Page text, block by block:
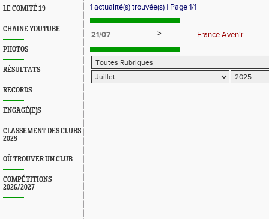
LE COMITÉ 19
CHAINE YOUTUBE
PHOTOS
RÉSULTATS
RECORDS
ENGAGÉ(E)S
CLASSEMENT DES CLUBS
2025
OÙ TROUVER UN CLUB
COMPÉTITIONS
2026/2027
1 actualité(s) trouvée(s) | Page 1/1
21/07 > France Avenir